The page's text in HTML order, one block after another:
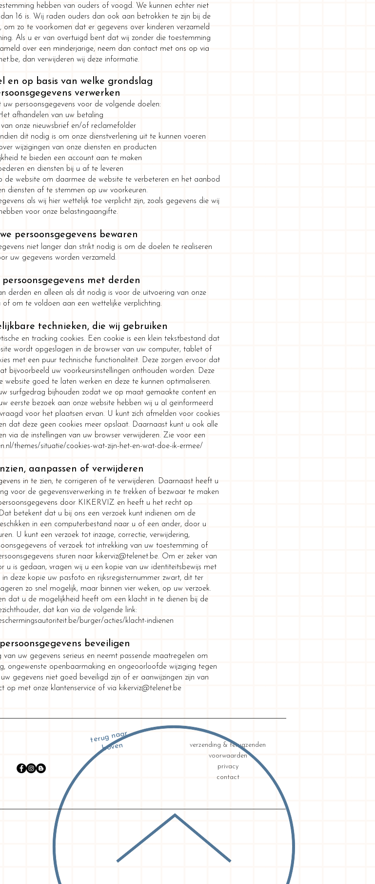
hebben van ouders of voogd. We kunnen echter niet
16 is. Wij raden ouders dan ook aan betrokken te zijn bij de
om zo te voorkomen dat er gegevens over kinderen verzameld
Als u er van overtuigd bent dat wij zonder die toestemming
over een minderjarige, neem dan contact met ons op via
, dan verwijderen wij deze informatie.
en op basis van welke grondslag
verwerken
persoonsgegevens voor de volgende doelen:
afhandelen van uw betaling
onze nieuwsbrief en/of reclamefolder
dit nodig is om onze dienstverlening uit te kunnen voeren
wijzigingen van onze diensten en producten
te bieden een account aan te maken
en diensten bij u af te leveren
website om daarmee de website te verbeteren en het aanbod
diensten af te stemmen op uw voorkeuren.
als wij hier wettelijk toe verplicht zijn, zoals gegevens die wij
voor onze belastingaangifte.
persoonsgegevens bewaren
niet langer dan strikt nodig is om de doelen te realiseren
uw gegevens worden verzameld.
met derden
derden en alleen als dit nodig is voor de uitvoering van onze
of om te voldoen aan een wettelijke verplichting.
technieken, die wij gebruiken
en tracking cookies. Een cookie is een klein tekstbestand dat
wordt opgeslagen in de browser van uw computer, tablet of
met een puur technische functionaliteit. Deze zorgen ervoor dat
bijvoorbeeld uw voorkeursinstellingen onthouden worden. Deze
goed te laten werken en deze te kunnen optimaliseren.
surfgedrag bijhouden zodat we op maat gemaakte content en
eerste bezoek aan onze website hebben wij u al geïnformeerd
voor het plaatsen ervan. U kunt zich afmelden voor cookies
dat deze geen cookies meer opslaat. Daarnaast kunt u ook alle
via de instellingen van uw browser verwijderen. Zie voor een
themes/situatie/cookies-wat-zijn-het-en-wat-doe-ik-ermee/
aanpassen of verwijderen
in te zien, te corrigeren of te verwijderen. Daarnaast heeft u
voor de gegevensverwerking in te trekken of bezwaar te maken
door KIKERVIZ en heeft u het recht op
betekent dat u bij ons een verzoek kunt indienen om de
in een computerbestand naar u of een ander, door u
U kunt een verzoek tot inzage, correctie, verwijdering,
of verzoek tot intrekking van uw toestemming of
sturen naar kikerviz@telenet.be. Om er zeker van
u is gedaan, vragen wij u een kopie van uw identiteitsbewijs met
deze kopie uw pasfoto en rijksregisternummer zwart, dit ter
zo snel mogelijk, maar binnen vier weken, op uw verzoek.
dat u de mogelijkheid heeft om een klacht in te dienen bij de
dat kan via de volgende link:
burger/acties/klacht-indienen
beveiligen
uw gegevens serieus en neemt passende maatregelen om
ongewenste openbaarmaking en ongeoorloofde wijziging tegen
gegevens niet goed beveiligd zijn of er aanwijzingen zijn van
op met onze klantenservice of via kikerviz@telenet.be
verzending & terugzenden
voorwaarden
privacy
contact
terug naar
boven